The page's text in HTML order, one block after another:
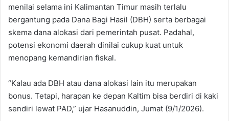
menilai selama ini Kalimantan Timur masih terlalu
bergantung pada Dana Bagi Hasil (DBH) serta berbagai
skema dana alokasi dari pemerintah pusat. Padahal,
potensi ekonomi daerah dinilai cukup kuat untuk
menopang kemandirian fiskal.
“Kalau ada DBH atau dana alokasi lain itu merupakan
bonus. Tetapi, harapan ke depan Kaltim bisa berdiri di kaki
sendiri lewat PAD,” ujar Hasanuddin, Jumat (9/1/2026).